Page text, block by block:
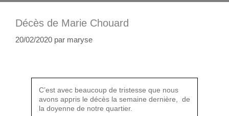
Décès de Marie Chouard
20/02/2020 par maryse
C’est avec beaucoup de tristesse que nous
avons appris le décès la semaine dernière, de
la doyenne de notre quartier.